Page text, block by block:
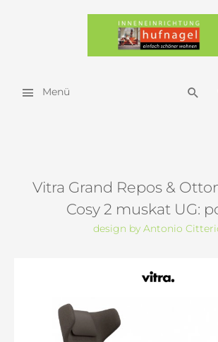
Menü
Vitra Grand Repos &
Cosy 2 muskat UG:
design by Antonio